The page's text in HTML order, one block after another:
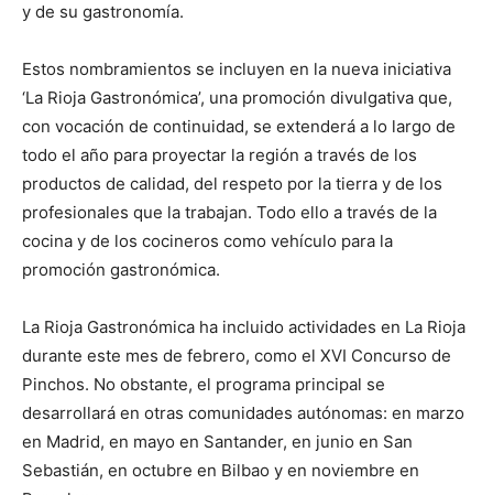
y de su gastronomía.
Estos nombramientos se incluyen en la nueva iniciativa
‘La Rioja Gastronómica’, una promoción divulgativa que,
con vocación de continuidad, se extenderá a lo largo de
todo el año para proyectar la región a través de los
productos de calidad, del respeto por la tierra y de los
profesionales que la trabajan. Todo ello a través de la
cocina y de los cocineros como vehículo para la
promoción gastronómica.
La Rioja Gastronómica ha incluido actividades en La Rioja
durante este mes de febrero, como el XVI Concurso de
Pinchos. No obstante, el programa principal se
desarrollará en otras comunidades autónomas: en marzo
en Madrid, en mayo en Santander, en junio en San
Sebastián, en octubre en Bilbao y en noviembre en